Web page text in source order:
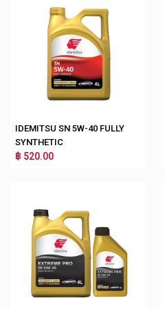
IDEMITSU SN 5W-40 FULLY
SYNTHETIC
฿ 520.00